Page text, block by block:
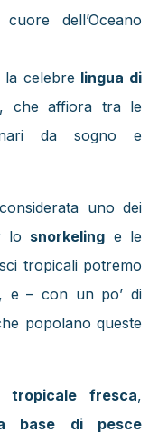
dell’Oceano
la celebre lingua di
, che affiora tra le
da sogno e
uno dei
lo snorkeling e le
tropicali potremo
e – con un po’ di
popolano queste
tropicale fresca,
base di pesce